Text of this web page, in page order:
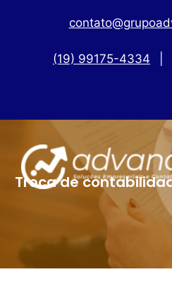
(19) 99175-4334
Troca de